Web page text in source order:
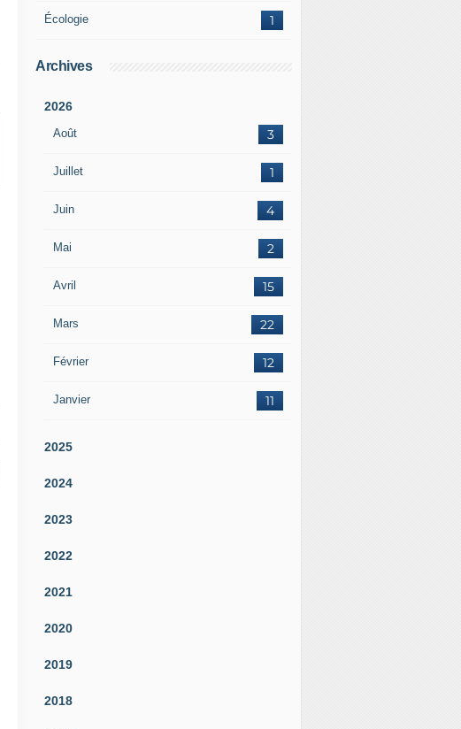
1
Écologie
Archives
2026
Août 3
Juillet 1
Juin 4
Mai 2
Avril 15
Mars 22
Février 12
Janvier 11
2025
2024
2023
2022
2021
2020
2019
2018